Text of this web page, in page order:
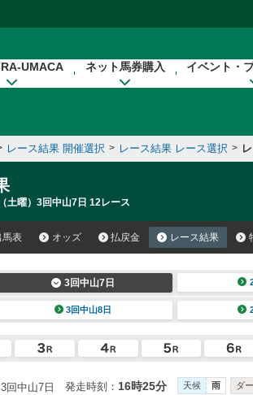
UMACA ネット馬券購入 イベント・
レース結果 開催選択 > レース結果 レース選択 >
土曜）3回中山7日 12レース
馬表 オッズ 払戻金 レース結果
3回中山7日
3回中山8日
回中山7日 発走時刻： 16時25分 天候 雨 ダ